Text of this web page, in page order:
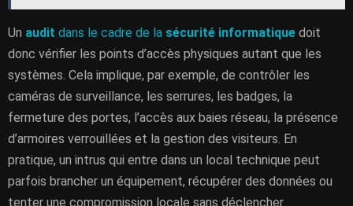
Un audit dans le cadre de la sécurité informatique doit
donc vérifier les points d’accès physiques autant que les
systèmes. Cela implique, par exemple, de contrôler les
caméras de surveillance, les serrures, les badges, la
fermeture des portes, l’accès aux baies réseau, la présence
d’armoires verrouillées et la gestion des visiteurs. En
pratique, un intrus qui entre dans un local technique peut
parfois brancher un équipement, récupérer des données ou
tenter une compromission locale sans déclencher